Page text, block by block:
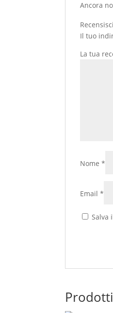
Ancora
Il tuo
La tua
Nome*
Email*
Salva